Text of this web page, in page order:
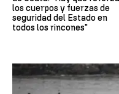
los cuerpos y fuerzas de
seguridad del Estado en
todos los rincones"